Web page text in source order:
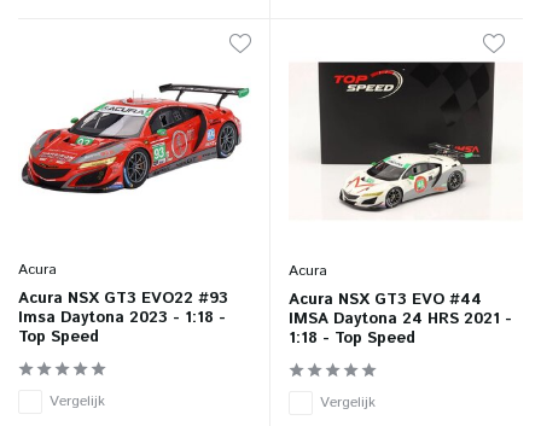
Acura
Acura NSX GT3 EVO22 #93
Imsa Daytona 2023 - 1:18 -
Top Speed
Vergelijk
Acura
Acura NSX GT3 EVO #44
IMSA Daytona 24 HRS 2021 -
1:18 - Top Speed
Vergelijk